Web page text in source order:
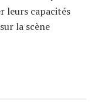
leurs capacités
la scène